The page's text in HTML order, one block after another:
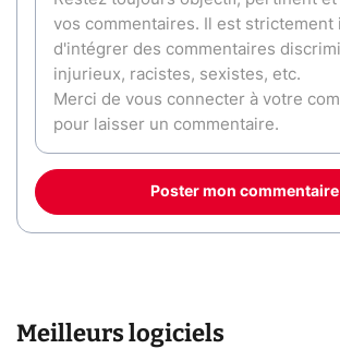
Poster mon commentaire
Meilleurs logiciels